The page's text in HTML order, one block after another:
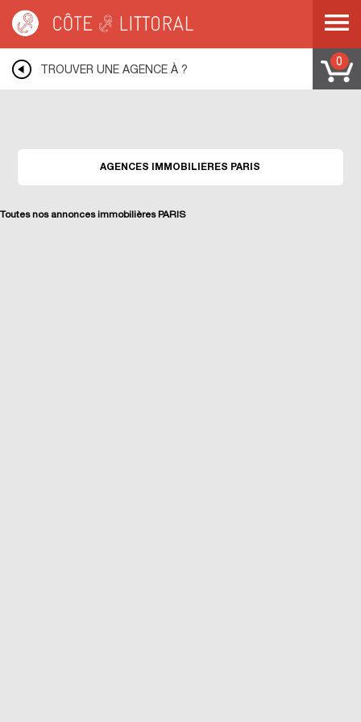
Warning : Undefined variable $idUser in
/var/www/mobile.cotelittoral.fr/annuaire.php
Côte & Littoral>Les agences du littoral>Agences immobili&eagrave;res PARIS
TROUVER UNE AGENCE À ?
0
AGENCES IMMOBILIÈRES PARIS
Toutes nos annonces immobilières PARIS